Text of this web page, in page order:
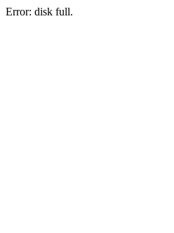
Error: disk full.